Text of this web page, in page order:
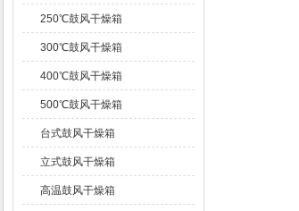
250℃鼓风干燥箱
300℃鼓风干燥箱
400℃鼓风干燥箱
500℃鼓风干燥箱
台式鼓风干燥箱
立式鼓风干燥箱
高温鼓风干燥箱